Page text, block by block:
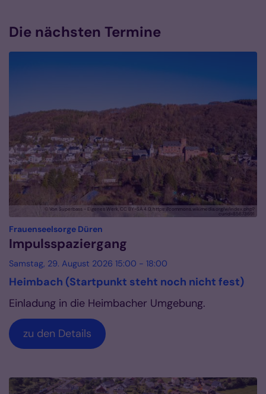
Die nächsten Termine
© Von Superbass - Eigenes Werk, CC BY-SA 4.0, https://commons.wikimedia.org/w/index.php?
curid=85673691
Frauenseelsorge Düren
Impulsspaziergang
Samstag, 29. August 2026 15:00 - 18:00
Heimbach (Startpunkt steht noch nicht fest)
Einladung in die Heimbacher Umgebung.
zu den Details